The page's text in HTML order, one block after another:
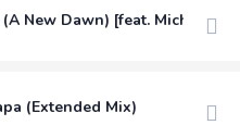
New Dawn) [feat. Michael
(Extended Mix)